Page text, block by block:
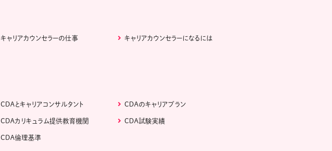
キャリアカウンセラーの仕事 キャリアカウンセラーになるには
CDAとキャリアコンサルタント CDAのキャリアプラン
CDAカリキュラム提供教育機関 CDA試験実績
CDA倫理基準